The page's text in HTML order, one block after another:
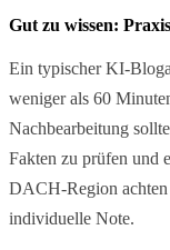
Gut zu wissen:
Ein typischer KI-
weniger als 60
Nachbearbeitung
Fakten zu prüfen und
DACH-Region
individuelle Note.